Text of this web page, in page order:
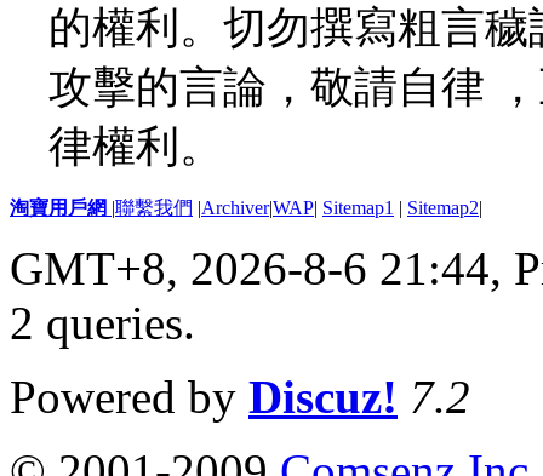
的權利。切勿撰寫粗言
攻擊的言論，敬請自律
律權利。
淘寶用戶網 |聯繫我們 |Archiver|WAP| Sitemap1 | Sitemap2|
GMT+8, 2026-8-6 21:44,
2 queries.
Powered by Discuz! 7.2